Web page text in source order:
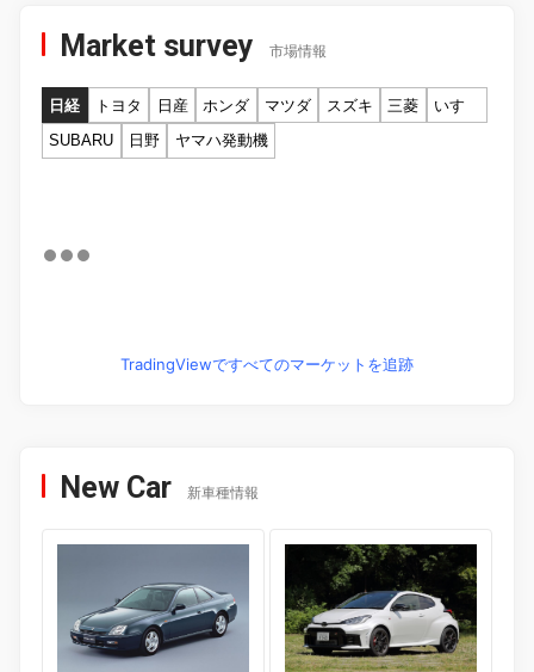
Market survey 市場情報
日経 トヨタ 日産 ホンダ マツダ スズキ 三菱
いすゞ
SUBARU
日野 ヤマハ発動機
TradingViewですべてのマーケットを追跡
New Car 新車種情報